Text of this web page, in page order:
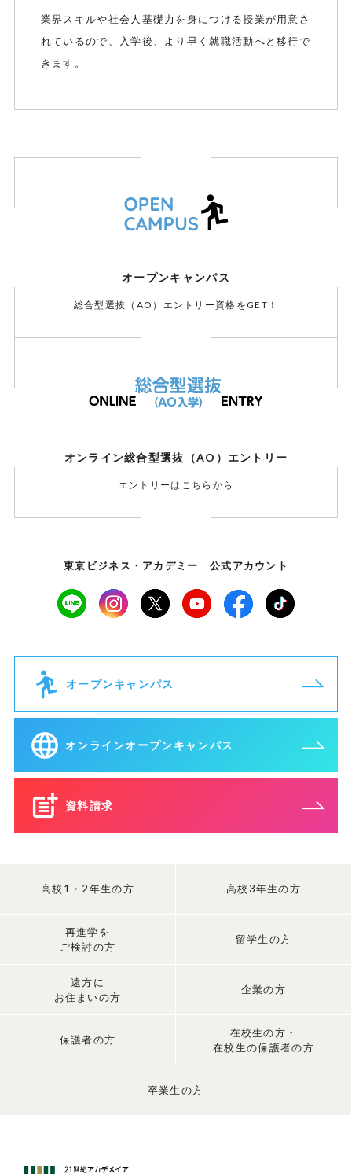
業界スキルや社会人基礎力を身につける授業が用意さ
れているので、入学後、より早く就職活動へと移行で
きます。
オープンキャンパス
総合型選抜（AO）エントリー資格をGET！
オンライン総合型選抜（AO）エントリー
エントリーはこちらから
東京ビジネス・アカデミー 公式アカウント
オープンキャンパス
オンラインオープンキャンパス
資料請求
高校1・2年生の方 高校3年生の方
再進学を
ご検討の方
留学生の方
遠方に
お住まいの方
企業の方
保護者の方
在校生の方・
在校生の保護者の方
卒業生の方